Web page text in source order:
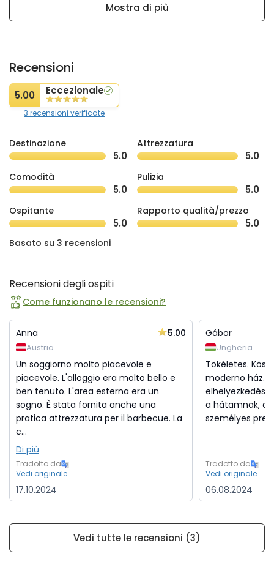
Mostra di più
Recensioni
5.00 Eccezionale
3 recensioni verificate
Destinazione
5.0
Attrezzatura
5.0
Comodità
5.0
Pulizia
5.0
Ospitante
5.0
Rapporto qualità/prezzo
5.0
Basato su 3 recensioni
Recensioni degli ospiti
Come funzionano le recensioni?
Anna 5.00
Austria
Un soggiorno molto piacevole e
piacevole. L'alloggio era molto bello e
ben tenuto. L'area esterna era un
sogno. È stata fornita anche una
pratica attrezzatura per il barbecue. La
c...
Di più
Tradotto da
Vedi originale
17.10.2024
Gábor
Ungheria
Tökéletes.
moderno ház.
elhelyezkedés.
a hátamnak,
személyes
Tradotto da
Vedi originale
06.08.2024
Vedi tutte le recensioni (3)